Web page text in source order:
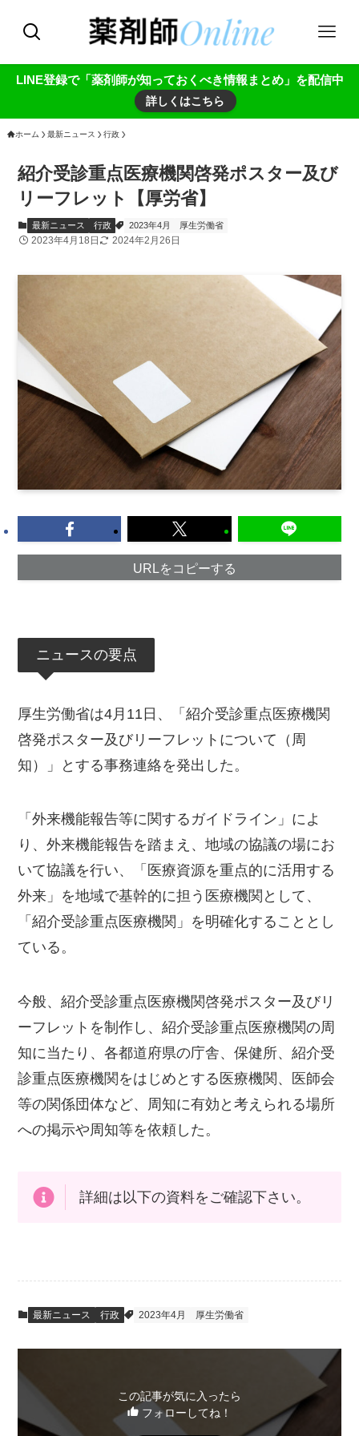
LINE登録で「薬剤師が知っておくべき情報まとめ」を配信中
詳しくはこちら
ホーム 最新ニュース 行政
紹介受診重点医療機関啓発ポスター及び
リーフレット【厚労省】
最新ニュース 行政 2023年4月 厚生労働省
2023年4月18日 2024年2月26日
URLをコピーする
ニュースの要点
厚生労働省は4月11日、「紹介受診重点医療機関
啓発ポスター及びリーフレットについて（周
知）」とする事務連絡を発出した。
「外来機能報告等に関するガイドライン」によ
り、外来機能報告を踏まえ、地域の協議の場にお
いて協議を行い、「医療資源を重点的に活用する
外来」を地域で基幹的に担う医療機関として、
「紹介受診重点医療機関」を明確化することとし
ている。
今般、紹介受診重点医療機関啓発ポスター及びリ
ーフレットを制作し、紹介受診重点医療機関の周
知に当たり、各都道府県の庁舎、保健所、紹介受
診重点医療機関をはじめとする医療機関、医師会
等の関係団体など、周知に有効と考えられる場所
への掲示や周知等を依頼した。
詳細は以下の資料をご確認下さい。
最新ニュース 行政 2023年4月 厚生労働省
この記事が気に入ったら
フォローしてね！